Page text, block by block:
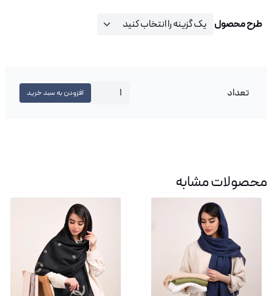
طرح محصول
تعداد افزودن به سبد خرید
محصولات مشابه